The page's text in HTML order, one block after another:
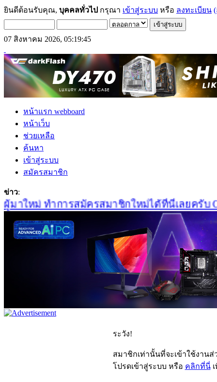
ยินดีต้อนรับคุณ, บุคคลทั่วไป กรุณา เข้าสู่ระบบ หรือ ลงทะเบียน
07 สิงหาคม 2026, 05:19:45
หน้าแรก webboard
หน้าเว็บ
ช่วยเหลือ
ค้นหา
เข้าสู่ระบบ
สมัครสมาชิก
ข่าว:
าใหม่ ทำการสมัครสมาชิกใหม่ได้ที่นี่เลยครับ
ระวัง!
สมาชิกเท่านั้นที่จะเข้าใช้งานส่
โปรดเข้าสู่ระบบ หรือ คลิกที่นี่เ